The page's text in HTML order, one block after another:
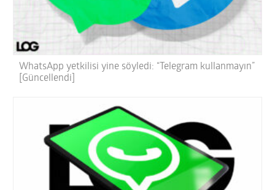
WhatsApp yetkilisi yine söyledi: “Telegram kullanmayın”
[Güncellendi]